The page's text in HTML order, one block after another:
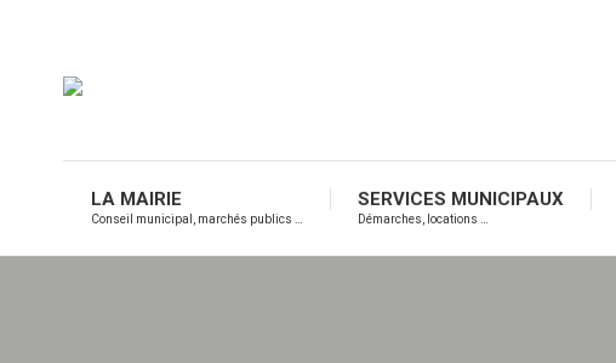
LA MAIRIE
Conseil municipal, marchés publics …
SERVICES MUNICIPAUX
Démarches, locations …